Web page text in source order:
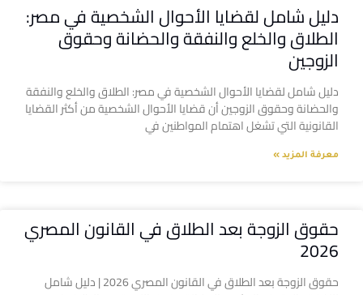
دليل شامل لقضايا الأحوال الشخصية في مصر:
الطلاق والخلع والنفقة والحضانة وحقوق
الزوجين
دليل شامل لقضايا الأحوال الشخصية في مصر: الطلاق والخلع والنفقة
والحضانة وحقوق الزوجين أن قضايا الأحوال الشخصية من أكثر القضايا
القانونية التي تشغل اهتمام المواطنين في
معرفة المزيد »
حقوق الزوجة بعد الطلاق في القانون المصري
2026
حقوق الزوجة بعد الطلاق في القانون المصري 2026 | دليل شامل